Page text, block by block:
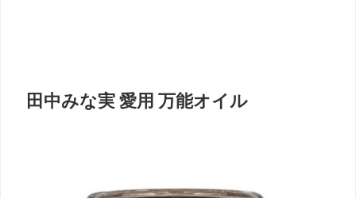
田中みな実 愛用 万能オイル